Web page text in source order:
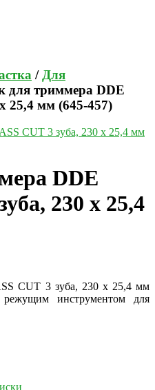
/Для
для триммера DDE
25,4 мм (645-457)
DDE
230 х 25,4
CUT 3 зуба, 230 х 25,4 мм
инструментом для